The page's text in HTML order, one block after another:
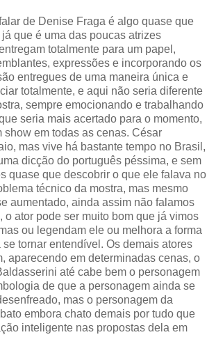
de Denise Fraga é algo quase que
que é uma das poucas atrizes
totalmente para um papel,
expressões e incorporando os
entregues de uma maneira única e
totalmente, e aqui não seria diferente
sempre emocionando e trabalhando
seria mais acertado para o momento,
show em todas as cenas. César
mas vive há bastante tempo no Brasil,
dicção do português péssima, e sem
quase que descobrir o que ele falava no
técnico da mostra, mas mesmo
aumentado, ainda assim não falamos
o ator pode ser muito bom que já vimos
ou legendam ele ou melhora a forma
tornar entendível. Os demais atores
aparecendo em determinadas cenas, o
até cabe bem o personagem
de que a personagem ainda se
mas o personagem da
embora chato demais por tudo que
inteligente nas propostas dela em